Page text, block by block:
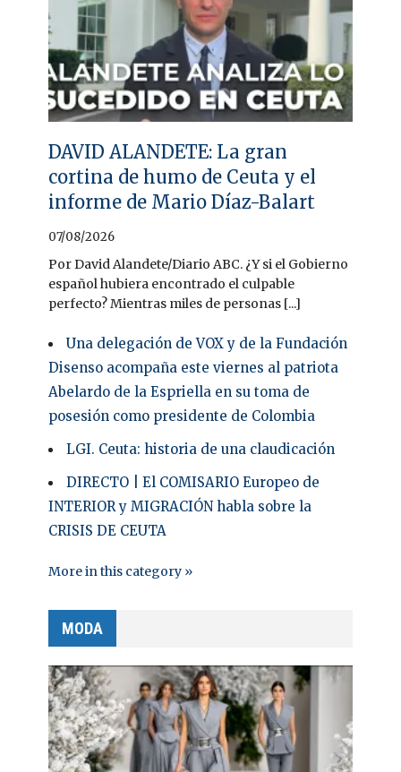
DAVID ALANDETE: La gran
cortina de humo de Ceuta y el
informe de Mario Díaz-Balart
07/08/2026
Por David Alandete/Diario ABC. ¿Y si el Gobierno
español hubiera encontrado el culpable
perfecto? Mientras miles de personas [...]
Una delegación de VOX y de la Fundación
Disenso acompaña este viernes al patriota
Abelardo de la Espriella en su toma de
posesión como presidente de Colombia
LGI. Ceuta: historia de una claudicación
DIRECTO | El COMISARIO Europeo de
INTERIOR y MIGRACIÓN habla sobre la
CRISIS DE CEUTA
More in this category »
MODA